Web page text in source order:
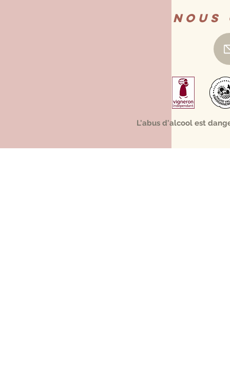
L'abus d'alcool est